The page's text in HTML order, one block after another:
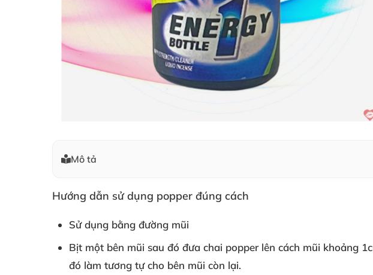
Mô tả
Hướng dẫn sử dụng popper đúng cách
Sử dụng bằng đường mũi
Bịt một bên mũi sau đó đưa chai popper lên cách mũi khoảng
đó làm tương tự cho bên mũi còn lại.